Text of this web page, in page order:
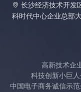
长沙经济技术开发
科时代中心企业总部
高新技术企
科技创新小巨
中国电子商务诚信示